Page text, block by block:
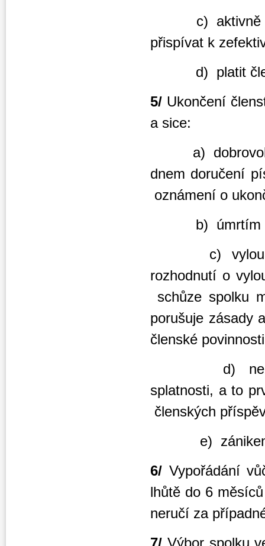
c) aktivně a
přispívat k
d) platit
5/ Ukončení
a sice:
a)
dnem
oznámení o
b) úmrtím
c)
rozhodnutí o
schůze spolku
porušuje
členské
d)
splatnosti, a
členských
e) zánikem
6/ Vypořádání
lhůtě do 6
neručí za
7/ Výbor spolku